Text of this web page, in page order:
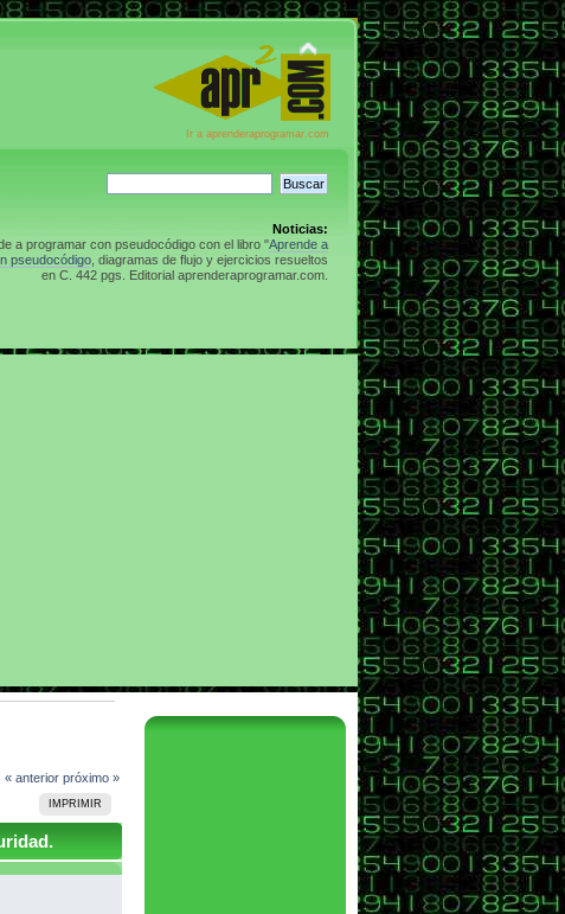
Ir a aprenderaprogramar.com
Noticias:
a programar con pseudocódigo con el libro "Aprende a
pseudocódigo , diagramas de flujo y ejercicios resueltos
en C. 442 pgs. Editorial aprenderaprogramar.com.
« anterior próximo »
IMPRIMIR